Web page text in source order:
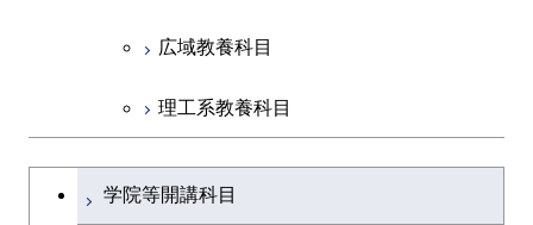
広域教養科目
理工系教養科目
学士課程を切り替える
学院等開講科目